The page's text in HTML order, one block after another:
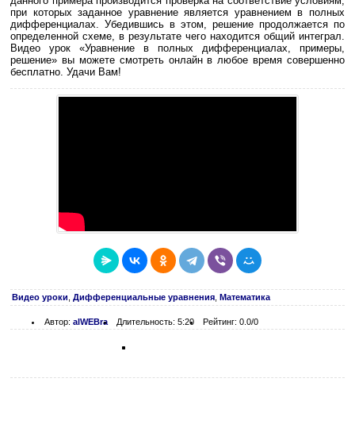
при которых заданное уравнение является уравнением в полных
дифференциалах. Убедившись в этом, решение продолжается по
определенной схеме, в результате чего находится общий интеграл.
Видео урок «Уравнение в полных дифференциалах, примеры,
решение» вы можете смотреть онлайн в любое время совершенно
бесплатно. Удачи Вам!
Видео уроки Дифференциальные уравнения Математика
Автор: alWEBra Длительность: 5:20 Рейтинг: 0.0/0